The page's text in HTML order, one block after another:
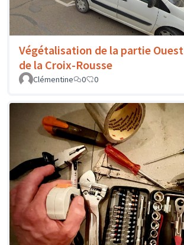
Végétalisation de la partie Ouest
de la Croix-Rousse
Clémentine
0 0